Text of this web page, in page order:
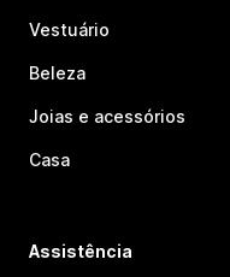
Vestuário
Beleza
Joias e acessórios
Casa
Assistência